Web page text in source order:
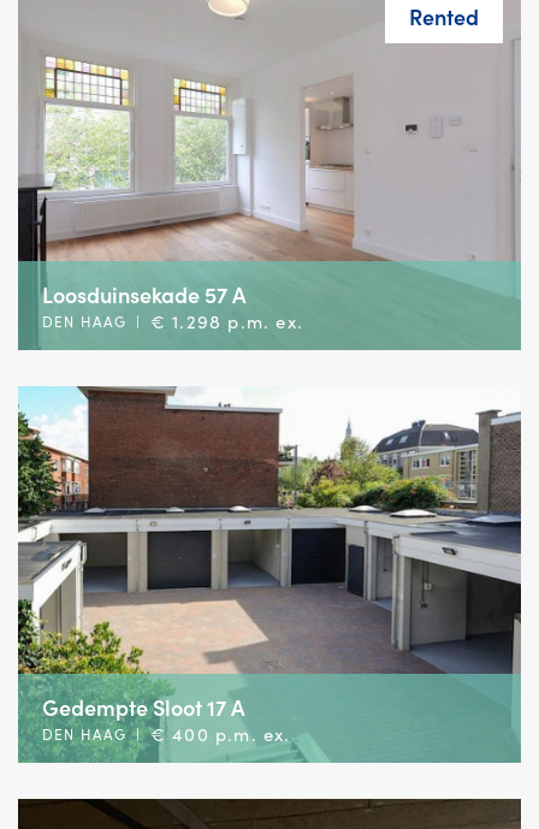
Rented
Loosduinsekade 57 A
DEN HAAG | € 1.298 p.m. ex.
Gedempte Sloot 17 A
DEN HAAG | € 400 p.m. ex.